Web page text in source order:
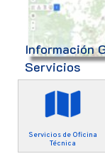
Información
Servicios
Servicios de Oficina
Técnica